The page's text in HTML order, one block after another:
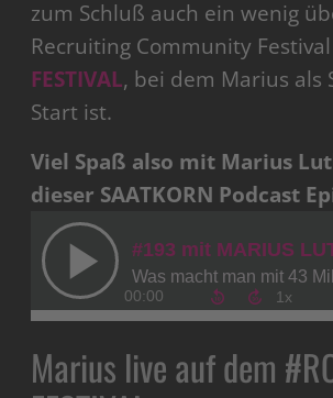
zum Schluß auch ein wenig
Recruiting Community
FESTIVAL, bei dem Marius als
Start ist.
Viel Spaß also mit Marius
dieser SAATKORN Podcast
Marius live auf dem